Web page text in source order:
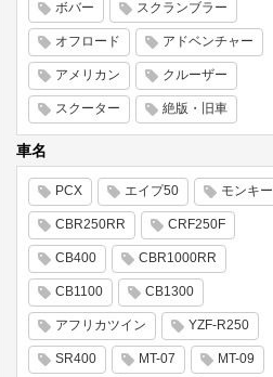
ボバー スクランブラー
オフロード アドベンチャー
アメリカン クルーザー
スクーター 絶版・旧車
車名
PCX エイプ50 モンキー
CBR250RR CRF250F
CB400 CBR1000RR
CB1100 CB1300
アフリカツイン YZF-R250
SR400 MT-07 MT-09